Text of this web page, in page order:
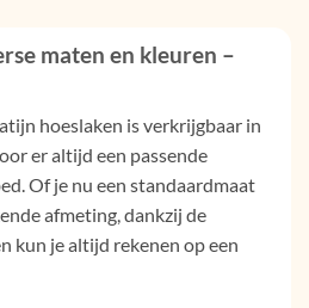
maten en kleuren –
hoeslaken is verkrijgbaar in
er altijd een passende
Of je nu een standaardmaat
afmeting, dankzij de
kun je altijd rekenen op een